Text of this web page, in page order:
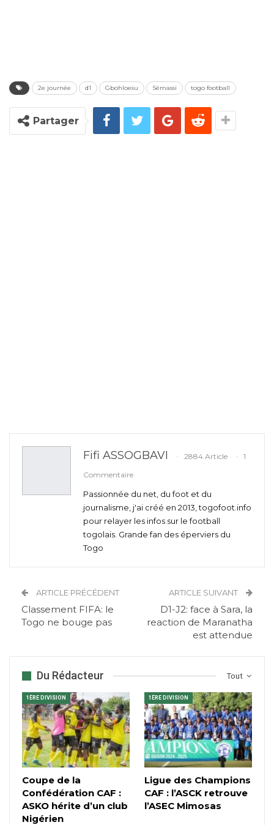
2e journée d1 Gbohloesu Sémassi togo football
Partager
Fifi ASSOGBAVI 2884 Article
1
Commentaire
Passionnée du net, du foot et du
journalisme, j'ai créé en 2013, togofoot.info
pour relayer les infos sur le football
togolais. Grande fan des éperviers du
Togo
ARTICLE PRÉCÉDENT
Classement FIFA: le
Togo ne bouge pas
ARTICLE SUIVANT
D1-J2: face à Sara, la
reaction de Maranatha
est attendue
Tout
Du Rédacteur
1ÈRE DIVISION
Coupe de la
Confédération CAF :
ASKO hérite d’un club
Nigérien
1ÈRE DIVISION
Ligue des Champions
CAF : l’ASCK retrouve
l’ASEC Mimosas